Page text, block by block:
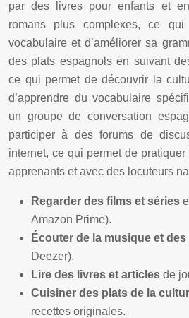
par des livres pour enfants et
romans plus complexes, ce qui
vocabulaire et d’améliorer sa
des plats espagnols en suivant
ce qui permet de découvrir la
d’apprendre du vocabulaire
un groupe de conversation
participer à des forums de
internet, ce qui permet de
apprenants et avec des locuteurs
Regarder des films et séries
Amazon Prime).
Écouter de la musique et
Deezer).
Lire des livres et articles de
Cuisiner des plats de la
recettes originales.